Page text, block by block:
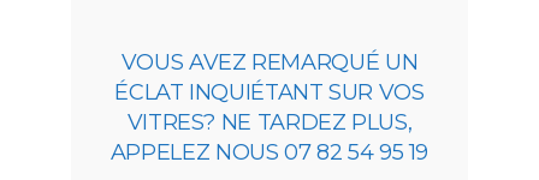
VOUS AVEZ REMARQUÉ UN
ÉCLAT INQUIÉTANT SUR VOS
VITRES? NE TARDEZ PLUS,
APPELEZ NOUS 07 82 54 95 19